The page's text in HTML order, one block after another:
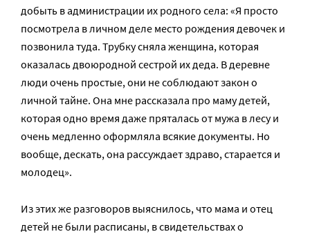
добыть в администрации их родного села: «Я просто
посмотрела в личном деле место рождения девочек и
позвонила туда. Трубку сняла женщина, которая
оказалась двоюродной сестрой их деда. В деревне
люди очень простые, они не соблюдают закон о
личной тайне. Она мне рассказала про маму детей,
которая одно время даже пряталась от мужа в лесу и
очень медленно оформляла всякие документы. Но
вообще, дескать, она рассуждает здраво, старается и
молодец».
Из этих же разговоров выяснилось, что мама и отец
детей не были расписаны, в свидетельствах о